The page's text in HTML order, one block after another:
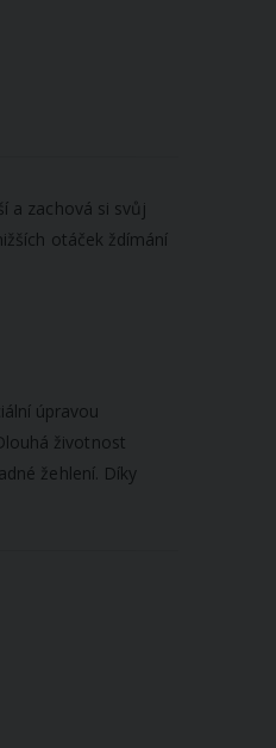
a zachová si svůj
otáček ždímání
úpravou
životnost
žehlení. Díky